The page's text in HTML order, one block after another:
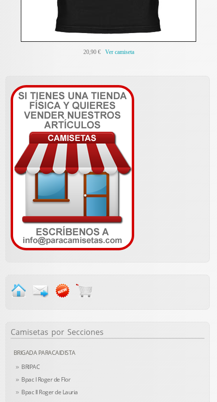
20,90 € Ver camiseta
Camisetas por Secciones
BRIGADA PARACAIDISTA
BRIPAC
Bpac I Roger de Flor
Bpac II Roger de Lauria